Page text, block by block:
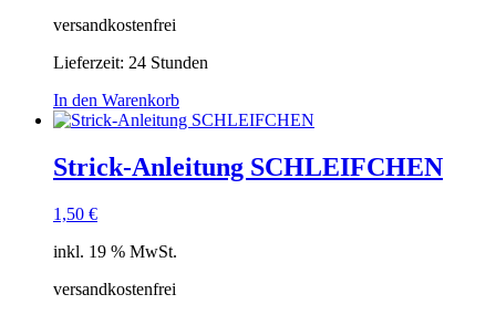
versandkostenfrei
Lieferzeit: 24 Stunden
In den Warenkorb
Strick-Anleitung SCHLEIFCHEN
1,50 €
inkl. 19 % MwSt.
versandkostenfrei